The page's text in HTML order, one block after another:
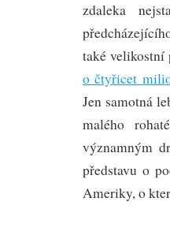
zdaleka
také
o čtyřicet
Jen samotná
malého
významným
představu o
Ameriky, o